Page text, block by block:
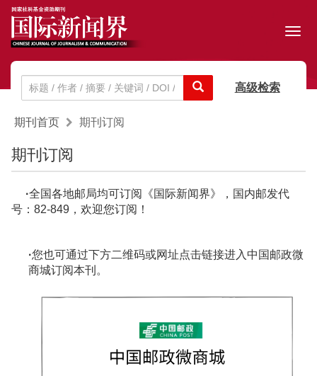
高级检索
期刊首页 期刊订阅
期刊订阅
·全国各地邮局均可订阅《国际新闻界》，国内邮发代
号：82-849，欢迎您订阅！
·您也可通过下方二维码或网址点击链接进入中国邮政微
商城订阅本刊。